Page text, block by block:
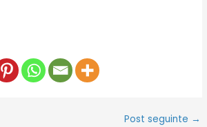
Post seguinte →